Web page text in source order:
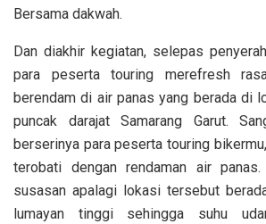
Bersama dakwah.
Dan diakhir kegiatan, selepas
para peserta touring merefresh
berendam di air panas yang berada di
puncak darajat Samarang Garut.
berserinya para peserta touring
terobati dengan rendaman air
susasan apalagi lokasi tersebut
lumayan tinggi sehingga suhu